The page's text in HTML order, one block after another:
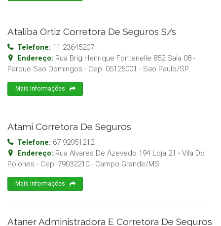
Ataliba Ortiz Corretora De Seguros S/s
Telefone: 11 23645207
Endereço: Rua Brig Henrique Fontenelle 852 Sala 08 -
Parque Sao Domingos - Cep: 05125001 - Sao Paulo/SP
Mais Informações
Atami Corretora De Seguros
Telefone: 67 92951212
Endereço: Rua Alvares De Azevedo 194 Loja 21 - Vila Do
Polones - Cep: 79032210 - Campo Grande/MS
Mais Informações
Ataner Administradora E Corretora De Seguros